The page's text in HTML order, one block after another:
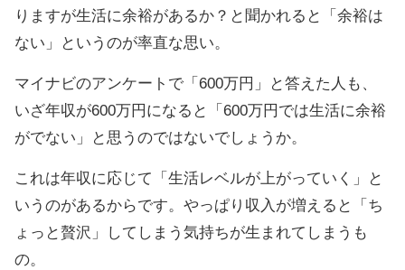
りますが生活に余裕があるか？と聞かれると「余裕は
ない」というのが率直な思い。
マイナビのアンケートで「600万円」と答えた人も、
いざ年収が600万円になると「600万円では生活に余裕
がでない」と思うのではないでしょうか。
これは年収に応じて「生活レベルが上がっていく」と
いうのがあるからです。やっぱり収入が増えると「ち
ょっと贅沢」してしまう気持ちが生まれてしまうも
の。